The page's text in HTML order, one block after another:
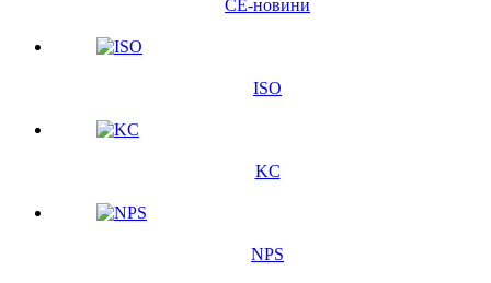
CE-новини
ISO
KC
NPS